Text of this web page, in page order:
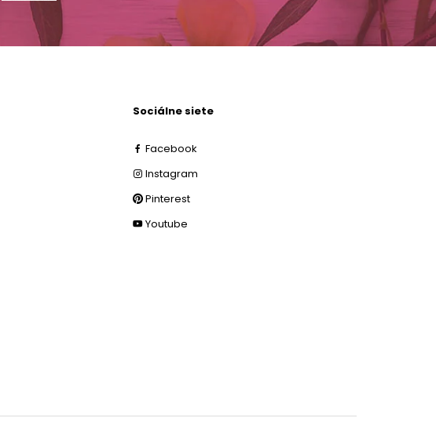
Sociálne siete
Facebook
Instagram
Pinterest
Youtube